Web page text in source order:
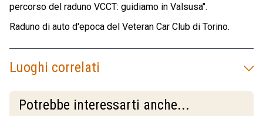
percorso del raduno VCCT: guidiamo in Valsusa".
Raduno di auto d'epoca del Veteran Car Club di Torino.
Luoghi correlati
Potrebbe interessarti anche...